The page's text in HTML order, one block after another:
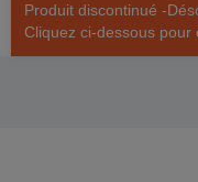
Produit discontinué -
Cliquez ci-dessous pour